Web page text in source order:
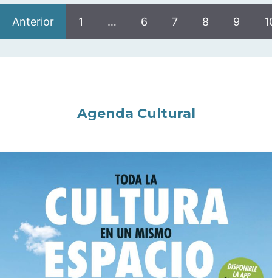
Anterior 1 … 6 7 8 9
Agenda Cultural